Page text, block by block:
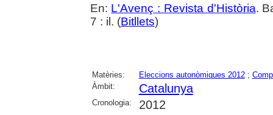
En: L'Avenç : Revista d'Història.
7 : il. (Bitllets)
Matèries: Eleccions autonòmiques 2012;
Àmbit:
Catalunya
Cronologia: 2012